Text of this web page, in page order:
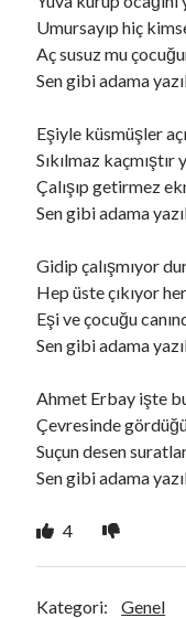
BAĞIŞLA ADINIiçin
BAĞIŞLA ADINI için
BAĞIŞLA ADINIiçin
Ara
Umursayıp hiç
Aç susuz mu
Sen gibi adama
Eşiyle küsmüşler
Sıkılmaz kaçmıştır
Çalışıp getirmez
Sen gibi adama
Gidip çalışmıyor
Hep üste çıkıyor
Eşi ve çocuğu
Sen gibi adama
Ahmet Erbay işte
Çevresinde
Suçun desen
Sen gibi adama
4
Kategori: Genel